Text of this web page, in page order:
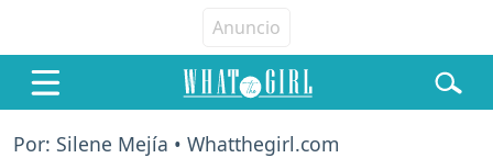
Por: Silene Mejía • Whatthegirl.com